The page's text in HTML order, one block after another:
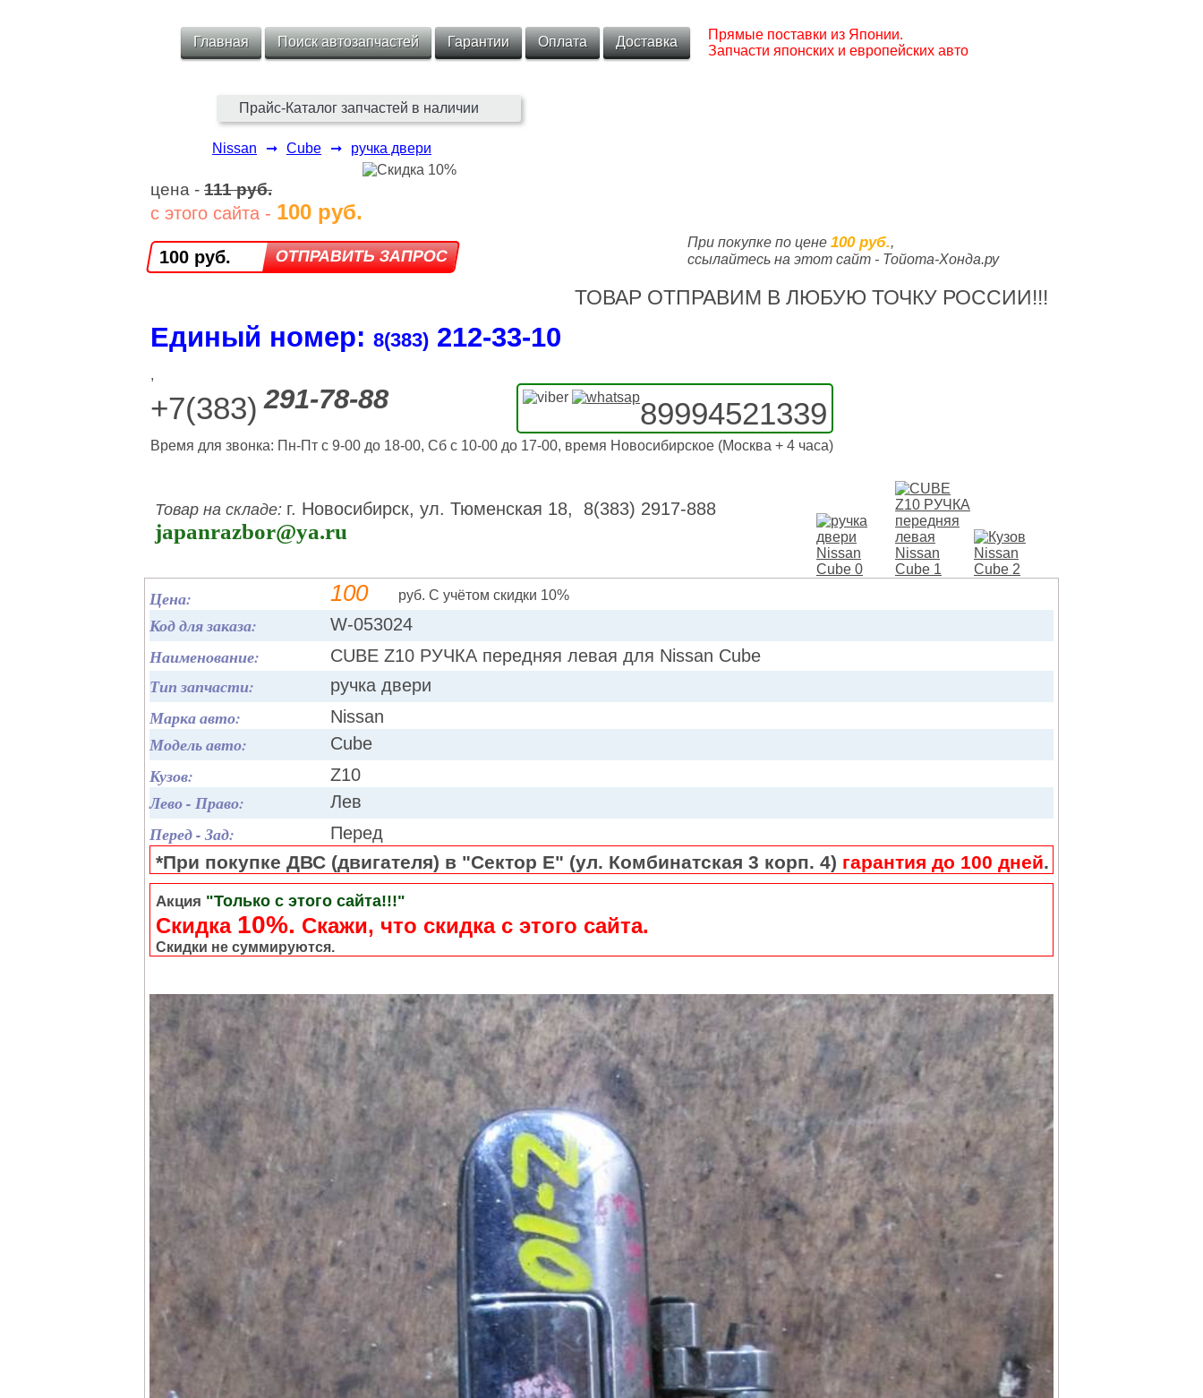
Главная Поиск автозапчастей Гарантии Оплата Доставка
Прямые поставки из Японии.
Запчасти японских и европейских авто
Прайс-Каталог запчастей в наличии
Nissan ➞ Cube ➞ ручка двери
цена - 111 руб.
с этого сайта - 100 руб.
100 руб.
При покупке по цене 100 руб.,
ссылайтесь на этот сайт - Тойота-Хонда.ру
ТОВАР ОТПРАВИМ В ЛЮБУЮ ТОЧКУ РОССИИ!!!
Единый номер: 8(383) 212‑33‑10
,
+7(383) 291-78-88 89994521339
Время для звонка: Пн-Пт с 9-00 до 18-00, Сб с 10-00 до 17-00, время Новосибирское (Москва + 4 часа)
Товар на складе: г. Новосибирск, ул. Тюменская 18, 8(383) 2917-888
japanrazbor@ya.ru
Цена: 100 руб. С учётом скидки 10%
Код для заказа: W-053024
Наименование: CUBE Z10 РУЧКА передняя левая для Nissan Cube
Тип запчасти: ручка двери
Марка авто: Nissan
Модель авто: Cube
Кузов: Z10
Лево - Право: Лев
Перед - Зад: Перед
*При покупке ДВС (двигателя) в "Сектор Е" (ул. Комбинатская 3 корп. 4) гарантия до 100 дней.
Акция "Только с этого сайта!!!"
Скидка 10%. Cкажи, что скидка с этого сайта.
Скидки не суммируются.